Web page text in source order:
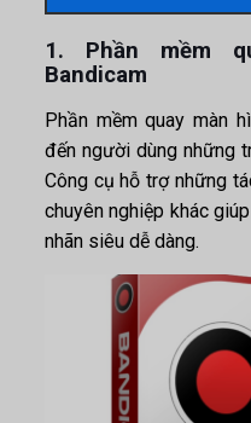
1. Phần mềm
Bandicam
Phần mềm quay màn
đến người dùng những
Công cụ hỗ trợ những
chuyên nghiệp khác
nhãn siêu dễ dàng.